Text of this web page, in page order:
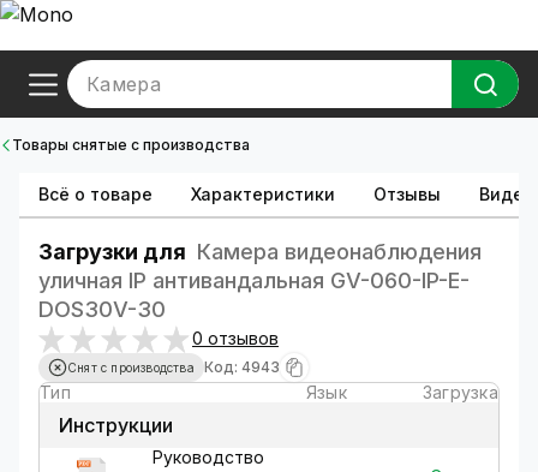
Камера
Товары снятые с производства
Всё о товаре Характеристики Отзывы Видео
Загрузки для Камера видеонаблюдения
уличная IP антивандальная GV-060-IP-E-
DOS30V-30
0 отзывов
Снят с производства Код: 4943
Тип Язык Загрузка
Инструкции
Руководство